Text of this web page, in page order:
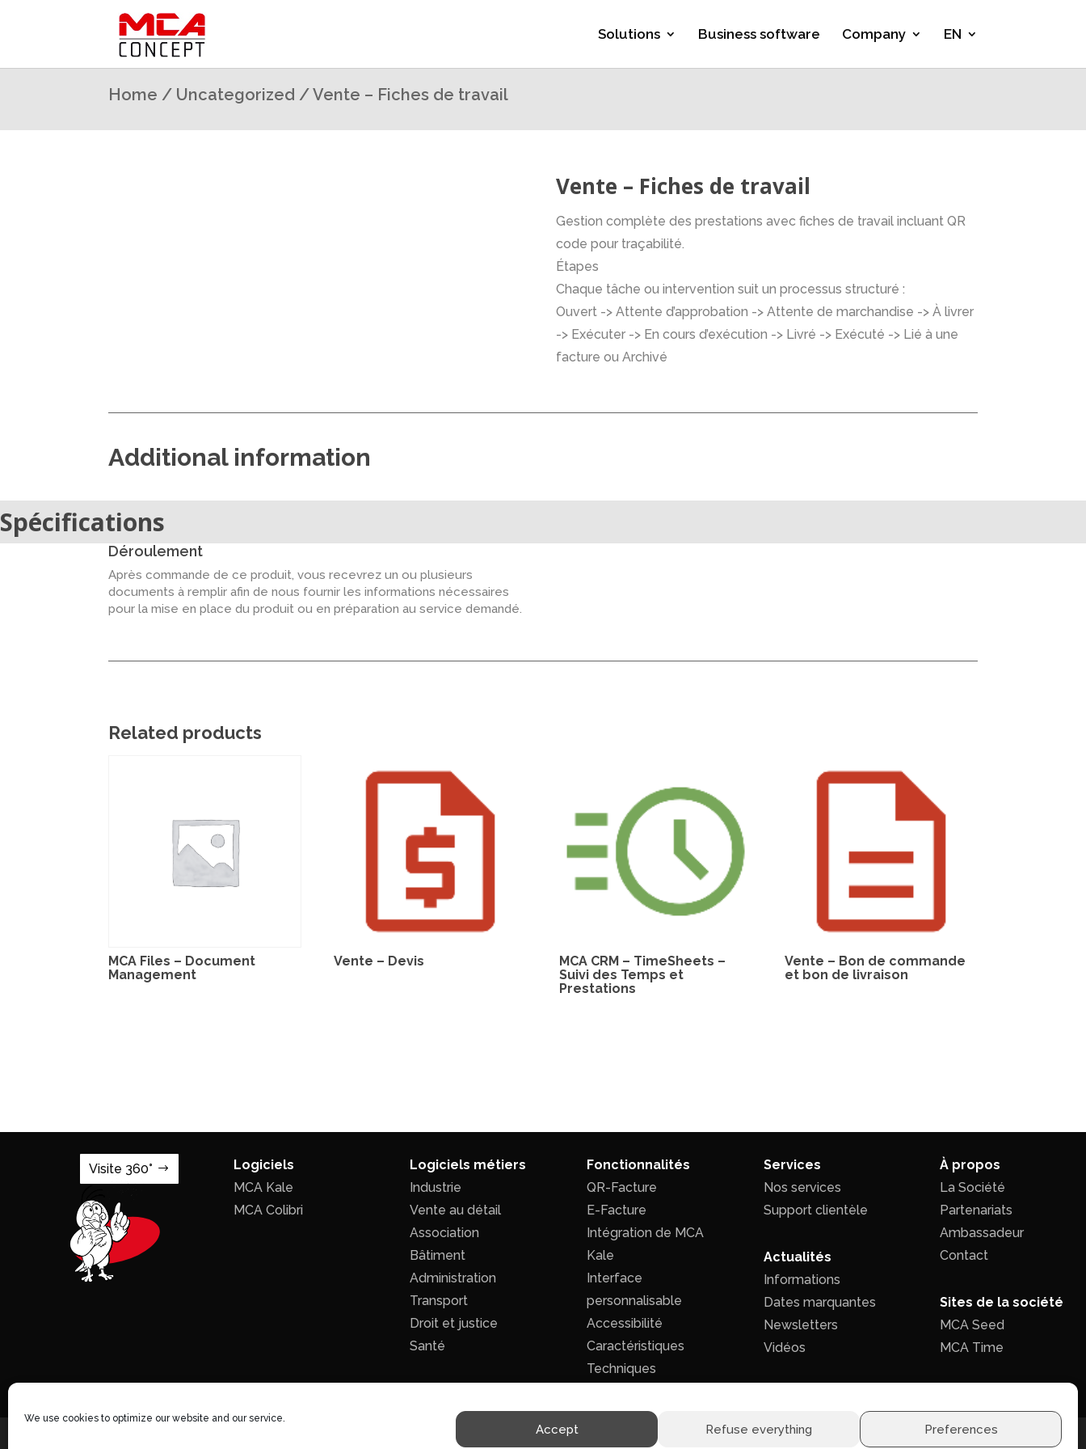
We use cookies to optimize our website and our service.
Accept Refuse everything Preferences
Solutions Business software Company EN
Home / Uncategorized / Vente – Fiches de travail
Vente – Fiches de travail
Gestion complète des prestations avec fiches de travail incluant QR
code pour traçabilité.
Étapes
Chaque tâche ou intervention suit un processus structuré :
Ouvert -> Attente d’approbation -> Attente de marchandise -> À livrer
-> Exécuter -> En cours d’exécution -> Livré -> Exécuté -> Lié à une
facture ou Archivé
Additional information
Spécifications
Déroulement
Après commande de ce produit, vous recevrez un ou plusieurs
documents à remplir afin de nous fournir les informations nécessaires
pour la mise en place du produit ou en préparation au service demandé.
Related products
MCA Files – Document
Management
Vente – Devis
MCA CRM – TimeSheets –
Suivi des Temps et
Prestations
Vente – Bon de commande
et bon de livraison
Visite 360°
Logiciels
MCA Kale
MCA Colibri
Logiciels métiers
Industrie
Vente au détail
Association
Bâtiment
Administration
Transport
Droit et justice
Santé
Fonctionnalités
QR-Facture
E-Facture
Intégration de MCA
Kale
Interface
personnalisable
Accessibilité
Caractéristiques
Techniques
Services
Nos services
Support clientèle
Actualités
Informations
Dates marquantes
Newsletters
Vidéos
À propos
La Société
Partenariats
Ambassadeur
Contact
Sites de la société
MCA Seed
MCA Time
Politique de confidentialité Conditions générales de ventes